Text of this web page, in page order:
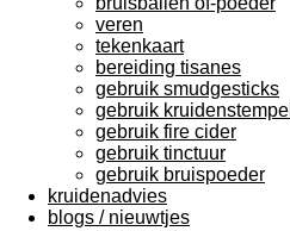
veren
tekenkaart
bereiding tisanes
gebruik smudgesticks
gebruik kruidenstempel
gebruik fire cider
gebruik tinctuur
gebruik bruispoeder
kruidenadvies
blogs / nieuwtjes